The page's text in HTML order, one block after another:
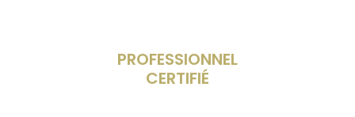
PROFESSIONNEL
CERTIFIÉ